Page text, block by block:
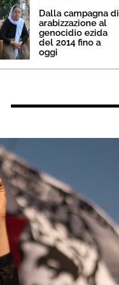
Dalla campagna di
arabizzazione al
genocidio ezida
del 2014 fino a
oggi